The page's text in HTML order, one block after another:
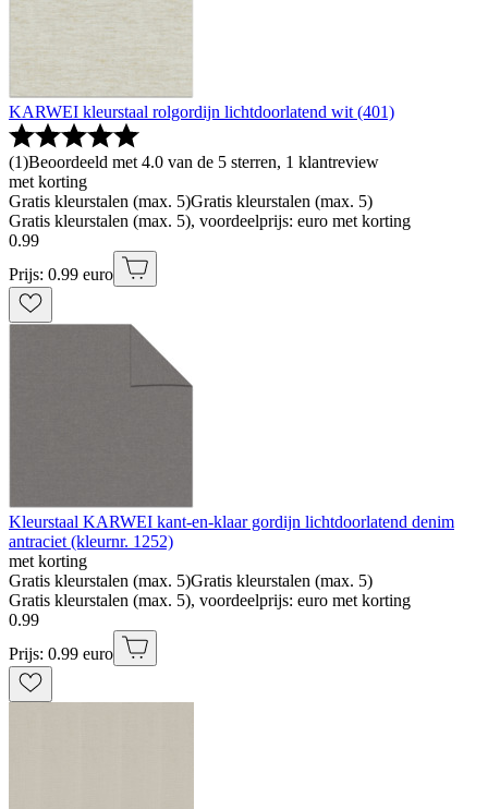
KARWEI kleurstaal rolgordijn lichtdoorlatend wit (401)
(1)Beoordeeld met 4.0 van de 5 sterren, 1 klantreview
met korting
Gratis kleurstalen (max. 5)Gratis kleurstalen (max. 5)
Gratis kleurstalen (max. 5), voordeelprijs: euro met korting
0.99
Prijs: 0.99 euro
Kleurstaal KARWEI kant-en-klaar gordijn lichtdoorlatend denim
antraciet (kleurnr. 1252)
met korting
Gratis kleurstalen (max. 5)Gratis kleurstalen (max. 5)
Gratis kleurstalen (max. 5), voordeelprijs: euro met korting
0.99
Prijs: 0.99 euro